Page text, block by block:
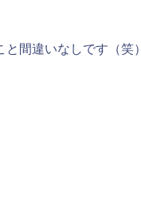
間違いなしです（笑）